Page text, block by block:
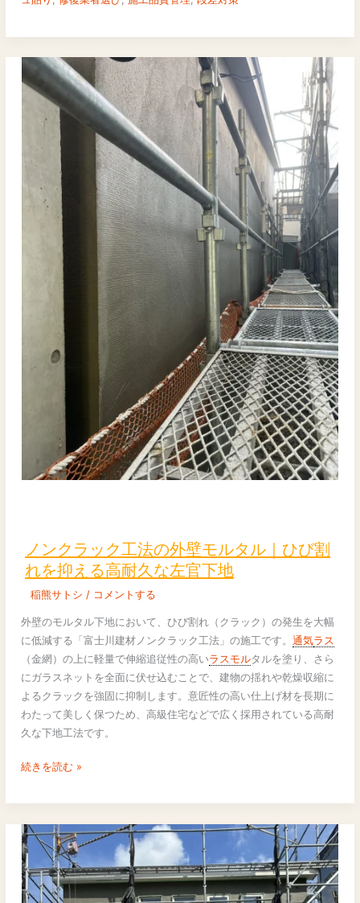
離
ラ
ブ
ル
策
ノンクラック工法の外壁モルタル｜ひび割
れを抑える高耐久な左官下地
稲熊サトシ / コメントする
外壁のモルタル下地において、ひび割れ（クラック）の発生を大幅
に低減する「富士川建材ノンクラック工法」の施工です。通気ラス
（金網）の上に軽量で伸縮追従性の高いラスモルタルを塗り、さら
にガラスネットを全面に伏せ込むことで、建物の揺れや乾燥収縮に
よるクラックを強固に抑制します。意匠性の高い仕上げ材を長期に
わたって美しく保つため、高級住宅などで広く採用されている高耐
久な下地工法です。
ラ
ッ
ク
工
ル
ル
割
れ
を
抑
続きを読む »